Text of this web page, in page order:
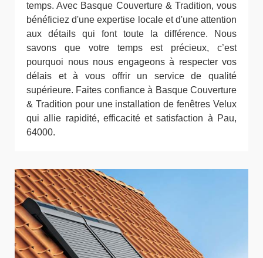
temps. Avec Basque Couverture & Tradition, vous
bénéficiez d'une expertise locale et d'une attention
aux détails qui font toute la différence. Nous
savons que votre temps est précieux, c’est
pourquoi nous nous engageons à respecter vos
délais et à vous offrir un service de qualité
supérieure. Faites confiance à Basque Couverture
& Tradition pour une installation de fenêtres Velux
qui allie rapidité, efficacité et satisfaction à Pau,
64000.